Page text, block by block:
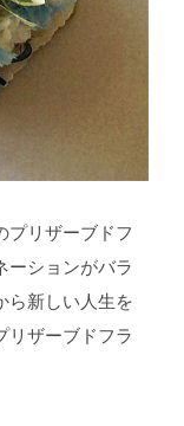
プリザーブドフ
ーションがバラ
ら新しい人生を
リザーブドフラ